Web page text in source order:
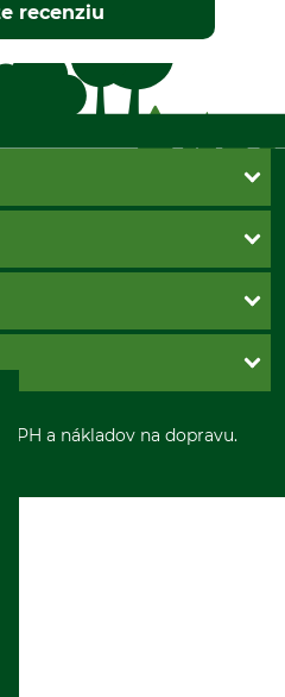
recenziu
a nákladov na dopravu.